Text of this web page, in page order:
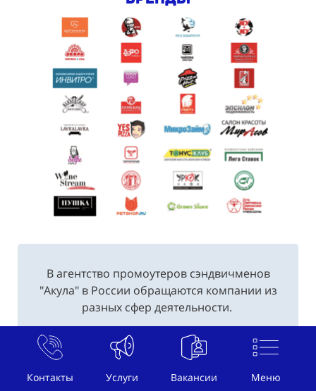
Контакты Услуги Вакансии Меню
В агентство промоутеров сэндвичменов
"Акула" в России обращаются компании из
разных сфер деятельности.
Мы выявили более 38 сфер деятельности
наших потребителей...
Пожалуй, не найдется такой компании в